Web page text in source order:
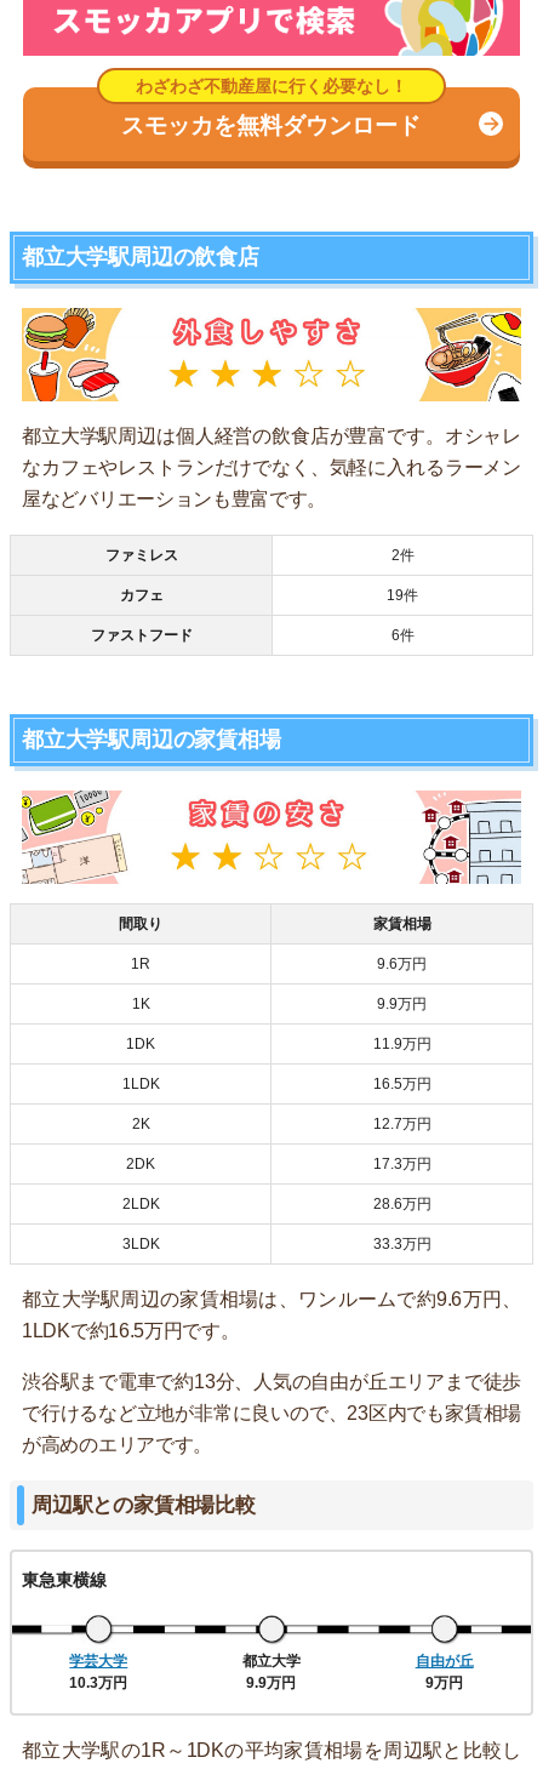
スモッカを無料ダウンロード
都立大学駅周辺の飲食店
都立大学駅周辺は個人経営の飲食店が豊富です。オシャレ
なカフェやレストランだけでなく、気軽に入れるラーメン
屋などバリエーションも豊富です。
ファミレス 2件
カフェ 19件
ファストフード 6件
都立大学駅周辺の家賃相場
間取り 家賃相場
1R 9.6万円
1K 9.9万円
1DK 11.9万円
1LDK 16.5万円
2K 12.7万円
2DK 17.3万円
2LDK 28.6万円
3LDK 33.3万円
都立大学駅周辺の家賃相場は、ワンルームで約9.6万円、
1LDKで約16.5万円です。
渋谷駅まで電車で約13分、人気の自由が丘エリアまで徒歩
で行けるなど立地が非常に良いので、23区内でも家賃相場
が高めのエリアです。
周辺駅との家賃相場比較
東急東横線
学芸大学
10.3万円
都立大学
9.9万円
自由が丘
9万円
都立大学駅の1R～1DKの平均家賃相場を周辺駅と比較し